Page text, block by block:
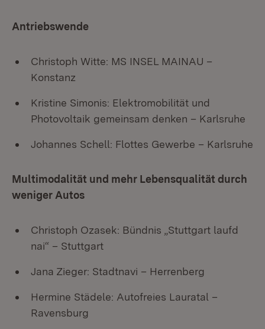
Antriebswende
Christoph Witte: MS INSEL MAINAU –
Konstanz
Kristine Simonis: Elektromobilität und
Photovoltaik gemeinsam denken – Karlsruhe
Johannes Schell: Flottes Gewerbe – Karlsruhe
Multimodalität und mehr Lebensqualität durch
weniger Autos
Christoph Ozasek: Bündnis „Stuttgart laufd
nai“ – Stuttgart
Jana Zieger: Stadtnavi – Herrenberg
Hermine Städele: Autofreies Lauratal –
Ravensburg